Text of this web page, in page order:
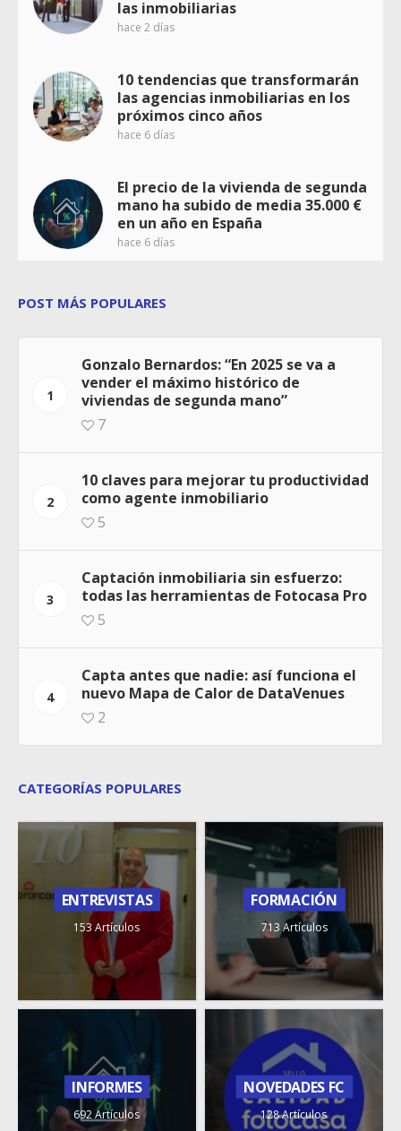
las inmobiliarias
hace 2 días
10 tendencias que transformarán
las agencias inmobiliarias en los
próximos cinco años
hace 6 días
El precio de la vivienda de segunda
mano ha subido de media 35.000 €
en un año en España
hace 6 días
POST MÁS POPULARES
1
Gonzalo Bernardos: “En 2025 se va a
vender el máximo histórico de
viviendas de segunda mano”
7
2
10 claves para mejorar tu productividad
como agente inmobiliario
5
3
Captación inmobiliaria sin esfuerzo:
todas las herramientas de Fotocasa Pro
5
4
Capta antes que nadie: así funciona el
nuevo Mapa de Calor de DataVenues
2
CATEGORÍAS POPULARES
ENTREVISTAS
153 Artículos
FORMACIÓN
713 Artículos
INFORMES
692 Artículos
NOVEDADES FC
128 Artículos